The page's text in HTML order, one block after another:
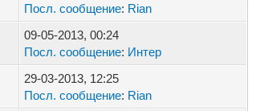
Посл. сообщение: Rian
09-05-2013, 00:24
Посл. сообщение: Интер
29-03-2013, 12:25
Посл. сообщение: Rian